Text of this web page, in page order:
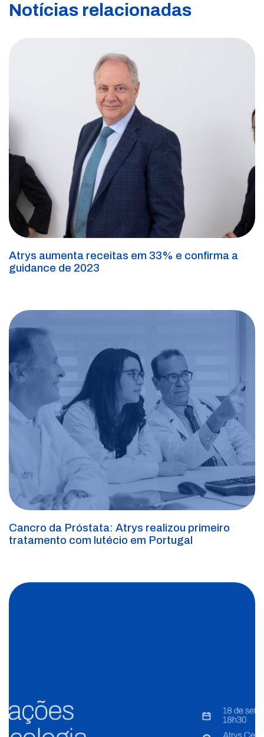
Notícias relacionadas
Atrys aumenta receitas em 33% e confirma a
guidance de 2023
Cancro da Próstata: Atrys realizou primeiro
tratamento com lutécio em Portugal